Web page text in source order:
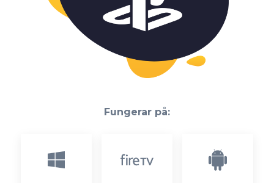
Fungerar på: